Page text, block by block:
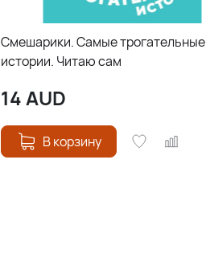
Смешарики. Самые трогательные
истории. Читаю сам
14AUD
В корзину